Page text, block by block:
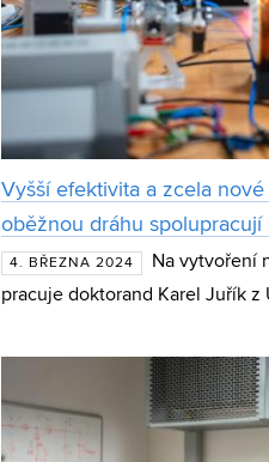
Vyšší efektivita a zcela
oběžnou dráhu spolupracují
4. BŘEZNA 2024
Na vytvoření
pracuje doktorand Karel Juřík